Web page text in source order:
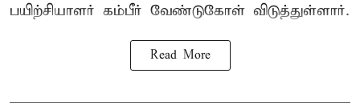
பயிற்சியாளர் கம்பீர் வேண்டுகோள் விடுத்துள்ளார்.
Read More